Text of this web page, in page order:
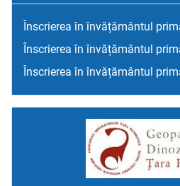
Înscrierea în învățământul
Înscrierea în învățământul
Înscrierea în învățământul